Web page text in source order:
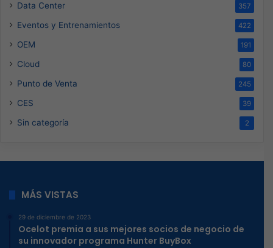
Data Center 357
Eventos y Entrenamientos 422
OEM 191
Cloud 80
Punto de Venta 245
CES 39
Sin categoría 2
MÁS VISTAS
29 de diciembre de 2023
Ocelot premia a sus mejores socios de negocio de
su innovador programa Hunter BuyBox